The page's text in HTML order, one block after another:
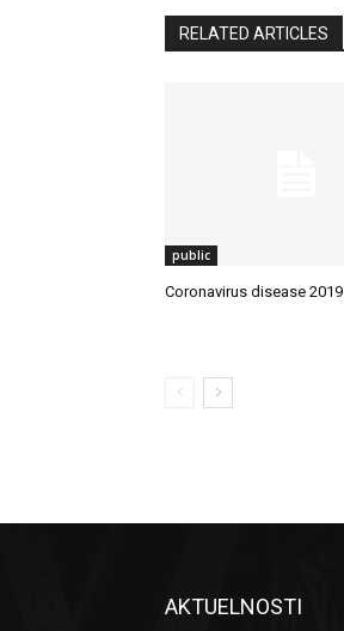
RELATED ARTICLES
public
Coronavirus disease 2019
AKTUELNOSTI